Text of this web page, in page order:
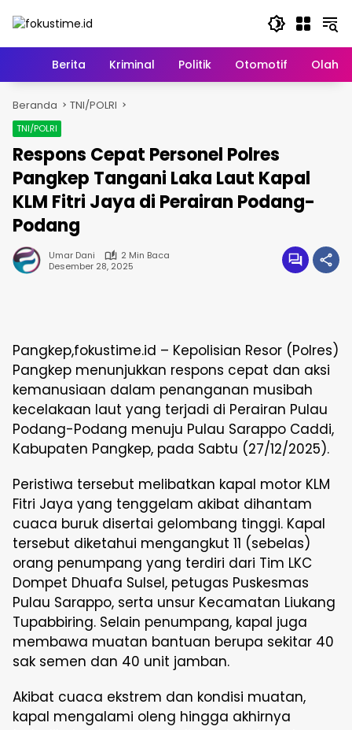
HomeBerita Kriminal Politik Otomotif
Beranda TNI/POLRI
TNI/POLRI
Respons Cepat Personel Polres
Pangkep Tangani Laka Laut Kapal
KLM Fitri Jaya di Perairan Podang-
Podang
Umar Dani
2 Min Baca
Desember 28, 2025
Pangkep,fokustime.id – Kepolisian Resor (Polres)
Pangkep menunjukkan respons cepat dan aksi
kemanusiaan dalam penanganan musibah
kecelakaan laut yang terjadi di Perairan Pulau
Podang-Podang menuju Pulau Sarappo Caddi,
Kabupaten Pangkep, pada Sabtu (27/12/2025).
Peristiwa tersebut melibatkan kapal motor KLM
Fitri Jaya yang tenggelam akibat dihantam
cuaca buruk disertai gelombang tinggi. Kapal
tersebut diketahui mengangkut 11 (sebelas)
orang penumpang yang terdiri dari Tim LKC
Dompet Dhuafa Sulsel, petugas Puskesmas
Pulau Sarappo, serta unsur Kecamatan Liukang
Tupabbiring. Selain penumpang, kapal juga
membawa muatan bantuan berupa sekitar 40
sak semen dan 40 unit jamban.
Akibat cuaca ekstrem dan kondisi muatan,
kapal mengalami oleng hingga akhirnya